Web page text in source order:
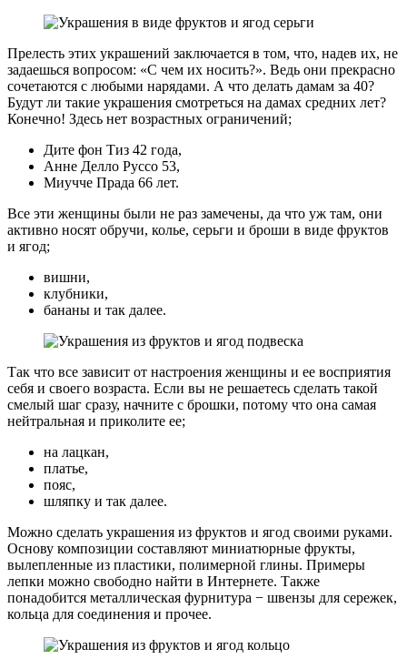
Прелесть этих украшений заключается в том, что, надев их, не
задаешься вопросом: «С чем их носить?». Ведь они прекрасно
сочетаются с любыми нарядами. А что делать дамам за 40?
Будут ли такие украшения смотреться на дамах средних лет?
Конечно! Здесь нет возрастных ограничений;
Дите фон Тиз 42 года,
Анне Делло Руссо 53,
Миучче Прада 66 лет.
Все эти женщины были не раз замечены, да что уж там, они
активно носят обручи, колье, серьги и броши в виде фруктов
и ягод;
вишни,
клубники,
бананы и так далее.
Так что все зависит от настроения женщины и ее восприятия
себя и своего возраста. Если вы не решаетесь сделать такой
смелый шаг сразу, начните с брошки, потому что она самая
нейтральная и приколите ее;
на лацкан,
платье,
пояс,
шляпку и так далее.
Можно сделать украшения из фруктов и ягод своими руками.
Основу композиции составляют миниатюрные фрукты,
вылепленные из пластики, полимерной глины. Примеры
лепки можно свободно найти в Интернете. Также
понадобится металлическая фурнитура − швензы для сережек,
кольца для соединения и прочее.